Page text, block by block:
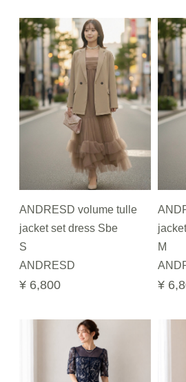
ANDRESD volume tulle
jacket set dress Sbe
S
ANDRESD
¥ 6,800
M
¥